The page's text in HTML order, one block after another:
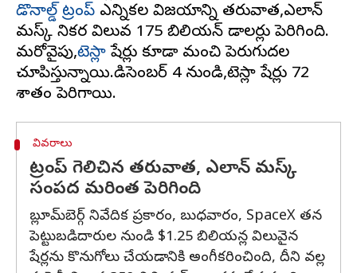
డొనాల్డ్ ట్రంప్ ఎన్నికల విజయాన్ని తరువాత,ఎలాన్
మస్క్ నికర విలువ 175 బిలియన్ డాలర్లు పెరిగింది.
మరోవైపు,టెస్లాషేర్లు కూడా మంచి పెరుగుదల
చూపిస్తున్నాయి.డిసెంబర్ 4 నుండి,టెస్లా షేర్లు 72
వివరాలు
ట్రంప్ గెలిచిన తరువాత, ఎలాన్ మస్క్
సంపద మరింత పెరిగింది
బ్లూమ్‌బెర్గ్ నివేదిక ప్రకారం, బుధవారం, SpaceX తన
పెట్టుబడిదారుల నుండి $1.25 బిలియన్ల విలువైన
షేర్లను కొనుగోలు చేయడానికి అంగీకరించింది, దీని వల్ల